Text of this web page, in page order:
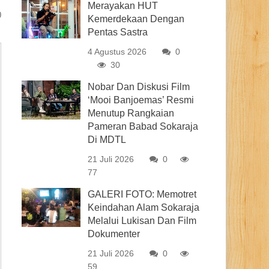
Merayakan HUT
Kemerdekaan Dengan
Pentas Sastra
4 Agustus 2026
0
30
Nobar Dan Diskusi Film
‘Mooi Banjoemas’ Resmi
Menutup Rangkaian
Pameran Babad Sokaraja
Di MDTL
21 Juli 2026
0
77
GALERI FOTO: Memotret
Keindahan Alam Sokaraja
Melalui Lukisan Dan Film
Dokumenter
21 Juli 2026
0
59